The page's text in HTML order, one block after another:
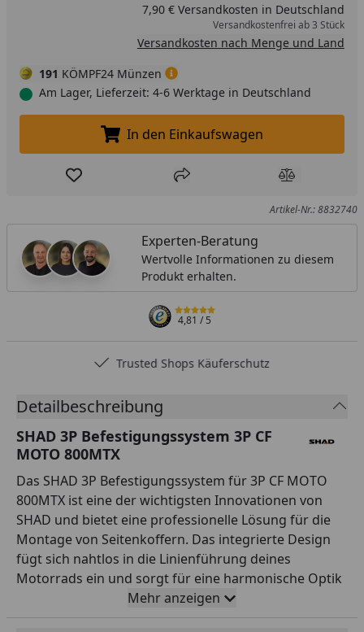
7,90 € Versandkosten in Deutschland
Versandkostenfrei ab 3 Stück
Versandkosten nach Menge und Land
191 KÖMPF24 Münzen
Am Lager, Lieferzeit: 4-6 Werktage in Deutschland
In den Einkaufswagen legen
In den Einkaufswagen
Produkt zur Wunschliste hinzufügen
Teilen Produkt
Artikel-Nr.: 8832740
Experten-Beratung
Wertvolle Informationen zu diesem
Produkt erhalten.
4,81/ 5
Trusted Shops Käuferschutz
Detailbeschreibung
SHAD 3P Befestigungssystem 3P CF
MOTO 800MTX
Das SHAD 3P Befestigungssystem für 3P CF MOTO
800MTX ist eine der wichtigsten Innovationen von
SHAD und bietet eine professionelle Lösung für die
Montage von Seitenkoffern. Das integrierte Design
fügt sich nahtlos in die Linienführung deines
Motorrads ein und sorgt für eine harmonische Optik
– auch ohne montierte Koffer. Dank der besonders
leichten Konstruktion verändert das System den
Mehr anzeigen